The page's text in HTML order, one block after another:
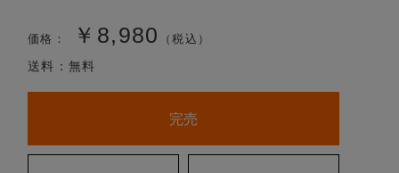
価格： ￥8,980 （税込）
送料：無料
完売